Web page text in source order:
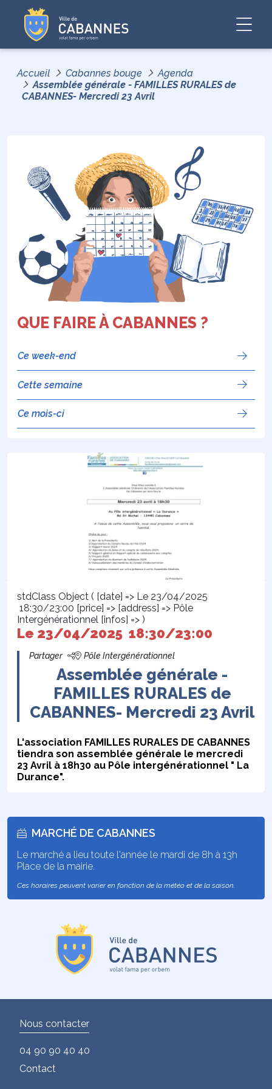
Accueil Cabannes bouge
Agenda
Assemblée générale - FAMILLES RURALES de
CABANNES- Mercredi 23 Avril
QUE FAIRE À CABANNES ?
Ce week-end
Cette semaine
Ce mois-ci
stdClass Object ( [date] => Le 23/04/2025
18:30/23:00 [price] => [address] => Pôle
Intergénérationnel [infos] => )
Le 23/04/2025 18:30/23:00
Partager Pôle Intergénérationnel
Assemblée générale -
FAMILLES RURALES de
CABANNES- Mercredi 23 Avril
L'association FAMILLES RURALES DE CABANNES
tiendra son assemblée générale le mercredi
23 Avril à 18h30 au Pôle intergénérationnel " La
Durance".
MARCHÉ DE CABANNES
Le marché a lieu toute l'année le mardi de 8h à 13h
Place de la mairie.
Ces horaires peuvent varier en fonction de la météo et de la saison.
Nous contacter
04 90 90 40 40
Contact